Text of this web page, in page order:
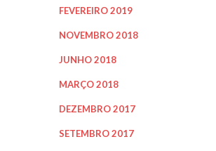
FEVEREIRO 2019
NOVEMBRO 2018
JUNHO 2018
MARÇO 2018
DEZEMBRO 2017
SETEMBRO 2017